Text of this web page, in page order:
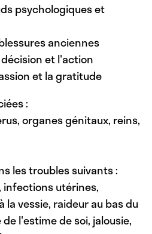
psychologiques et
anciennes
et l'action
et la gratitude
:
organes génitaux, reins,
les troubles suivants :
utérines,
la vessie, raideur au bas du
l'estime de soi, jalousie,